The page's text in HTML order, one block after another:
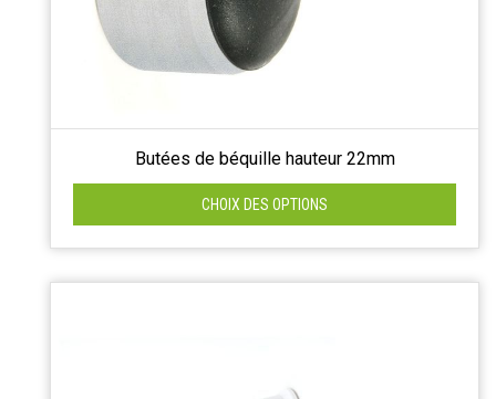
Butées de béquille hauteur 22mm
CHOIX DES OPTIONS